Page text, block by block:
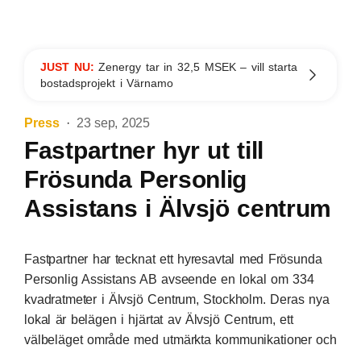
JUST NU:Zenergy tar in 32,5 MSEK – vill starta
bostadsprojekt i Värnamo
Press 23 sep, 2025
Fastpartner hyr ut till
Frösunda Personlig
Assistans i Älvsjö centrum
Fastpartner har tecknat ett hyresavtal med Frösunda
Personlig Assistans AB avseende en lokal om 334
kvadratmeter i Älvsjö Centrum, Stockholm. Deras nya
lokal är belägen i hjärtat av Älvsjö Centrum, ett
välbeläget område med utmärkta kommunikationer och